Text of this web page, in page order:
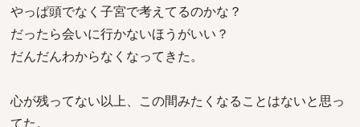
やっぱ頭でなく子宮で考えてるのかな？
だったら会いに行かないほうがいい？
だんだんわからなくなってきた。
心が残ってない以上、この間みたくなることはないと思っ
てた。